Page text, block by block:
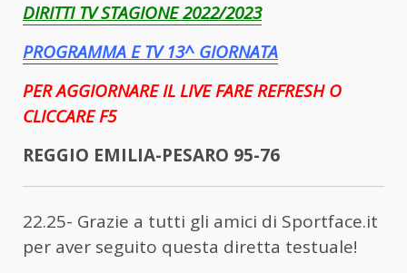
DIRITTI TV STAGIONE 2022/2023
PROGRAMMA E TV 13^ GIORNATA
PER AGGIORNARE IL LIVE FARE REFRESH O
CLICCARE F5
REGGIO EMILIA-PESARO 95-76
22.25- Grazie a tutti gli amici di Sportface.it
per aver seguito questa diretta testuale!